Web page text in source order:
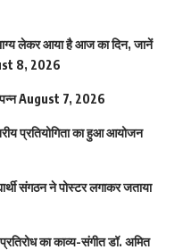
लेकर आया है आज का दिन, जानें
8, 2026
August 7, 2026
प्रतियोगिता का हुआ आयोजन
संगठन ने पोस्टर लगाकर जताया
का काव्य-संगीत डॉ. अमित